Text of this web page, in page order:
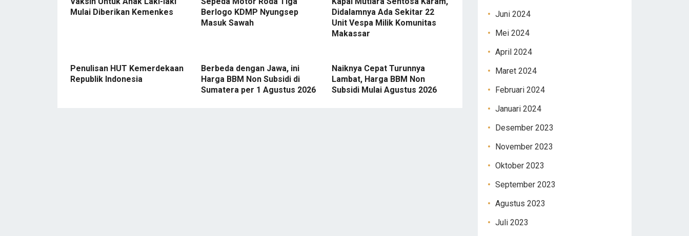
Mulai Diberikan Kemenkes
Berlogo KDMP Nyungsep
Masuk Sawah
Didalamnya Ada Sekitar 22
Unit Vespa Milik Komunitas
Makassar
Penulisan HUT Kemerdekaan
Republik Indonesia
Berbeda dengan Jawa, ini
Harga BBM Non Subsidi di
Sumatera per 1 Agustus 2026
Naiknya Cepat Turunnya
Lambat, Harga BBM Non
Subsidi Mulai Agustus 2026
Juni 2024
Mei 2024
April 2024
Maret 2024
Februari 2024
Januari 2024
Desember 2023
November 2023
Oktober 2023
September 2023
Agustus 2023
Juli 2023